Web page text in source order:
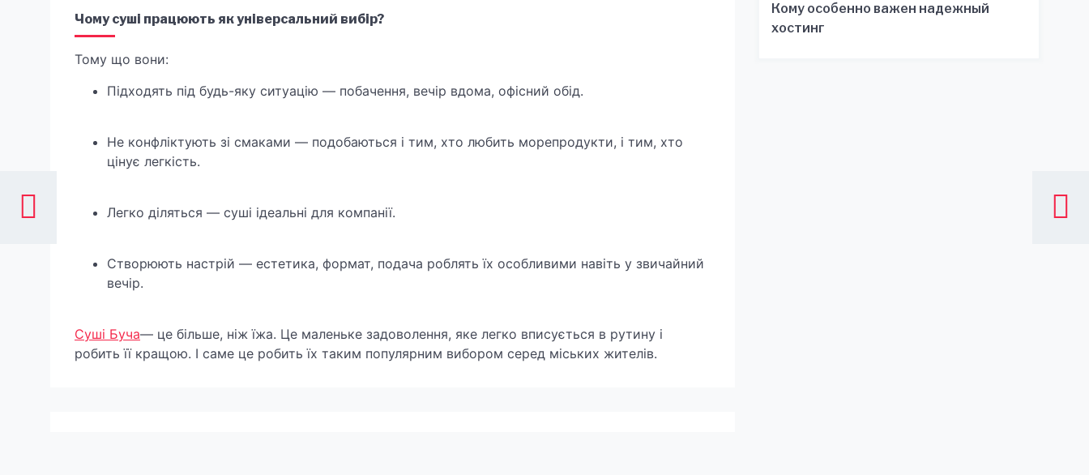
Чому суші працюють як універсальний вибір?
Тому що вони:
Підходять під будь-яку ситуацію — побачення, вечір вдома, офісний обід.
Не конфліктують зі смаками — подобаються і тим, хто любить морепродукти, і тим, хто
цінує легкість.
Легко діляться — суші ідеальні для компанії.
Створюють настрій — естетика, формат, подача роблять їх особливими навіть у звичайний
вечір.
Суші Буча— це більше, ніж їжа. Це маленьке задоволення, яке легко вписується в рутину і
робить її кращою. І саме це робить їх таким популярним вибором серед міських жителів.
Кому особенно важен надежный
хостинг